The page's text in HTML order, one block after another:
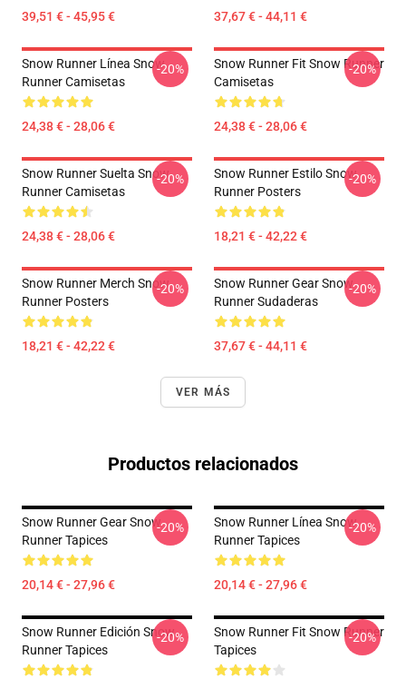
39,51 € - 45,95 € 37,67 € - 44,11 €
Snow Runner Línea Snow
Runner Camisetas
24,38 € - 28,06 €
-20%
Snow Runner Fit Snow Runner
Camisetas
24,38 € - 28,06 €
-20%
Snow Runner Suelta Snow
Runner Camisetas
24,38 € - 28,06 €
-20%
Snow Runner Estilo Snow
Runner Posters
18,21 € - 42,22 €
-20%
Snow Runner Merch Snow
Runner Posters
18,21 € - 42,22 €
-20%
Snow Runner Gear Snow
Runner Sudaderas
37,67 € - 44,11 €
-20%
VER MÁS
Productos relacionados
Snow Runner Gear Snow
Runner Tapices
20,14 € - 27,96 €
-20%
Snow Runner Línea Snow
Runner Tapices
20,14 € - 27,96 €
-20%
Snow Runner Edición Snow
Runner Tapices
-20%
Snow Runner Fit Snow Runner
Tapices
-20%